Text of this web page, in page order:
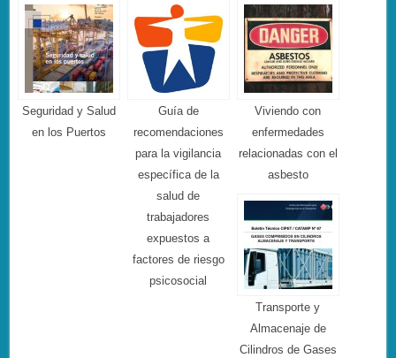
Seguridad y Salud
en los Puertos
Guía de
recomendaciones
para la vigilancia
específica de la
salud de
trabajadores
expuestos a
factores de riesgo
psicosocial
Viviendo con
enfermedades
relacionadas con el
asbesto
Transporte y
Almacenaje de
Cilindros de Gases